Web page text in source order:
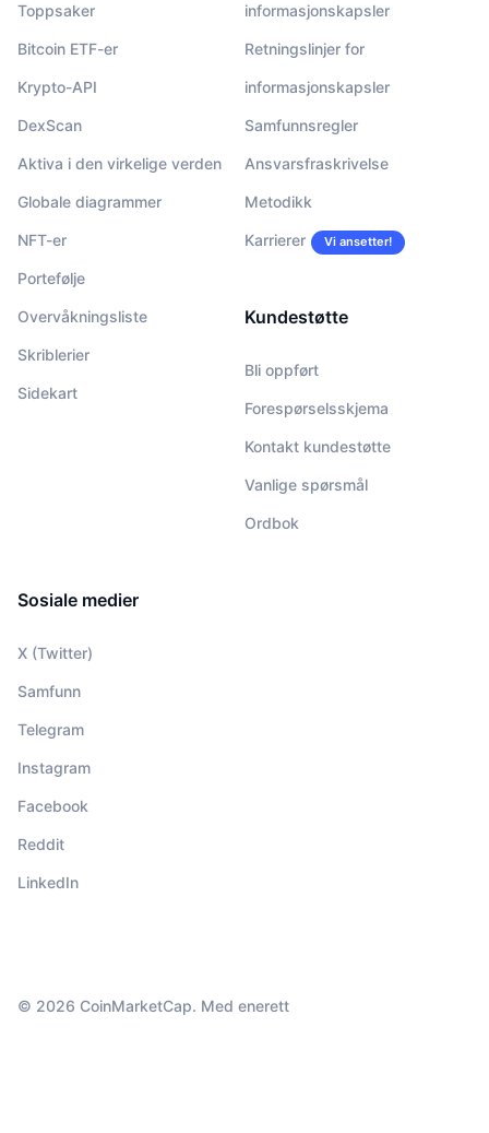
Toppsaker
Bitcoin ETF-er
Krypto-API
DexScan
Aktiva i den virkelige verden
Globale diagrammer
NFT-er
Portefølje
Overvåkningsliste
Skriblerier
Sidekart
informasjonskapsler
Retningslinjer for
informasjonskapsler
Samfunnsregler
Ansvarsfraskrivelse
Metodikk
Karrierer Vi ansetter!
Kundestøtte
Bli oppført
Forespørselsskjema
Kontakt kundestøtte
Vanlige spørsmål
Ordbok
Sosiale medier
X (Twitter)
Samfunn
Telegram
Instagram
Facebook
Reddit
LinkedIn
© 2026 CoinMarketCap. Med enerett